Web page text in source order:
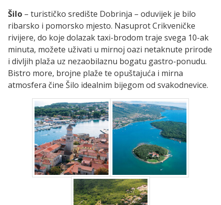
Šilo – turističko središte Dobrinja – oduvijek je bilo
ribarsko i pomorsko mjesto. Nasuprot Crikveničke
rivijere, do koje dolazak taxi-brodom traje svega 10-ak
minuta, možete uživati u mirnoj oazi netaknute prirode
i divljih plaža uz nezaobilaznu bogatu gastro-ponudu.
Bistro more, brojne plaže te opuštajuća i mirna
atmosfera čine Šilo idealnim bijegom od svakodnevice.